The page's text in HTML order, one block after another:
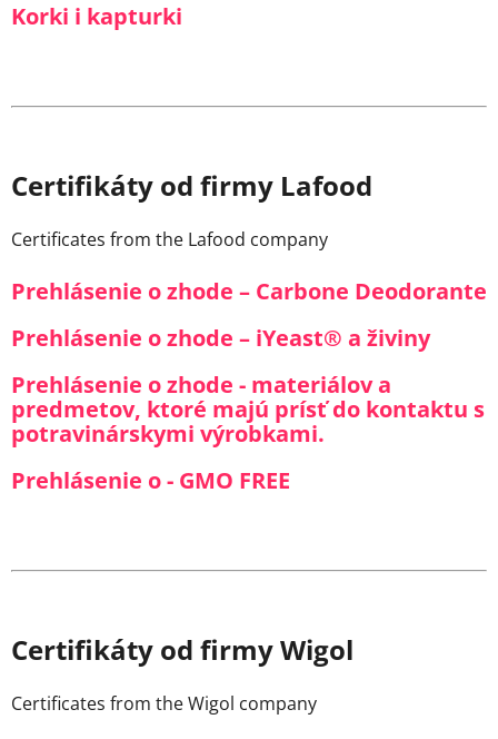
Korki i kapturki
Certifikáty od firmy Lafood
Certificates from the Lafood company
Prehlásenie o zhode – Carbone Deodorante
Prehlásenie o zhode – iYeast® a živiny
Prehlásenie o zhode - materiálov a
predmetov, ktoré majú prísť do kontaktu s
potravinárskymi výrobkami.
Prehlásenie o - GMO FREE
Certifikáty od firmy Wigol
Certificates from the Wigol company